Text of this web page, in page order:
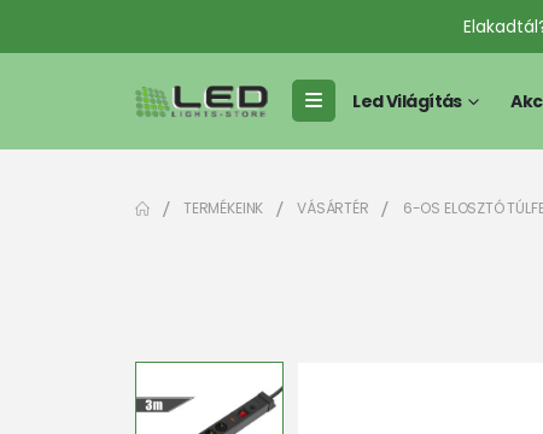
Led Világítás
TERMÉKEINK VÁSÁRTÉR 6-OS ELOSZTÓ